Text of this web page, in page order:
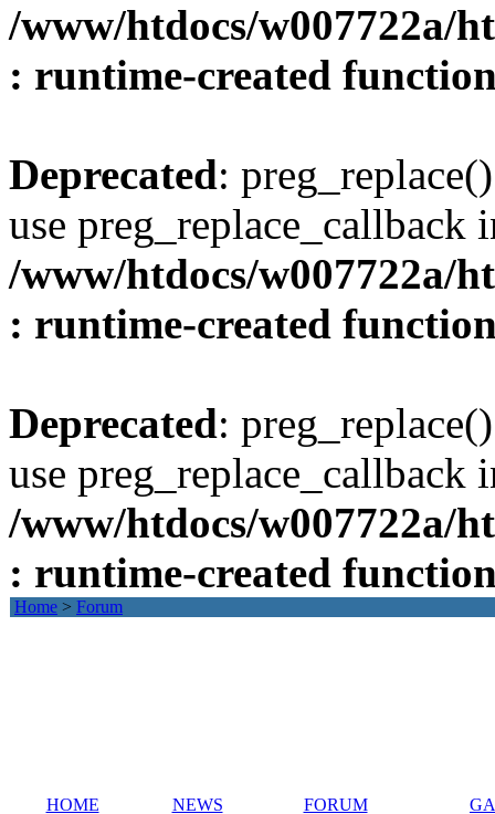
/www/htdocs/w007722a/
: runtime-created
Deprecated:
use preg_replace_callback
/www/htdocs/w007722a/
: runtime-created
Deprecated:
use preg_replace_callback
/www/htdocs/w007722a/
: runtime-created
Home > Forum
HOME NEWS FORUM